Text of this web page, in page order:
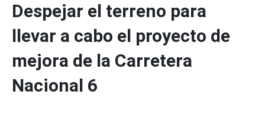
Despejar el terreno para
llevar a cabo el proyecto de
mejora de la Carretera
Nacional 6